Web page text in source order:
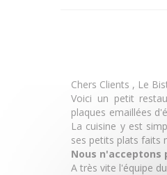
Chers Clients , Le
Voici un petit
plaques emaillées
La cuisine y est
ses petits plats faits
Nous n'acceptons
A très vite l'équipe